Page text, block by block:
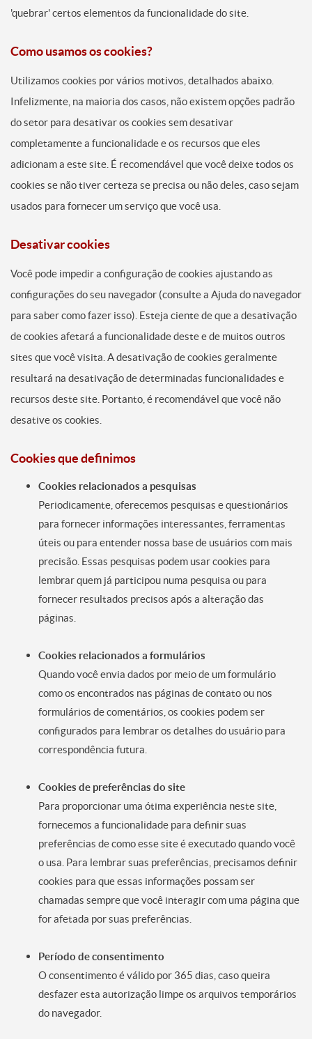
'quebrar' certos elementos da funcionalidade do site.
Como usamos os cookies?
Utilizamos cookies por vários motivos, detalhados abaixo.
Infelizmente, na maioria dos casos, não existem opções padrão
do setor para desativar os cookies sem desativar
completamente a funcionalidade e os recursos que eles
adicionam a este site. É recomendável que você deixe todos os
cookies se não tiver certeza se precisa ou não deles, caso sejam
usados para fornecer um serviço que você usa.
Desativar cookies
Você pode impedir a configuração de cookies ajustando as
configurações do seu navegador (consulte a Ajuda do navegador
para saber como fazer isso). Esteja ciente de que a desativação
de cookies afetará a funcionalidade deste e de muitos outros
sites que você visita. A desativação de cookies geralmente
resultará na desativação de determinadas funcionalidades e
recursos deste site. Portanto, é recomendável que você não
desative os cookies.
Cookies que definimos
Cookies relacionados a pesquisas
Periodicamente, oferecemos pesquisas e questionários
para fornecer informações interessantes, ferramentas
úteis ou para entender nossa base de usuários com mais
precisão. Essas pesquisas podem usar cookies para
lembrar quem já participou numa pesquisa ou para
fornecer resultados precisos após a alteração das
páginas.
Cookies relacionados a formulários
Quando você envia dados por meio de um formulário
como os encontrados nas páginas de contato ou nos
formulários de comentários, os cookies podem ser
configurados para lembrar os detalhes do usuário para
correspondência futura.
Cookies de preferências do site
Para proporcionar uma ótima experiência neste site,
fornecemos a funcionalidade para definir suas
preferências de como esse site é executado quando você
o usa. Para lembrar suas preferências, precisamos definir
cookies para que essas informações possam ser
chamadas sempre que você interagir com uma página que
for afetada por suas preferências.
Período de consentimento
O consentimento é válido por 365 dias, caso queira
desfazer esta autorização limpe os arquivos temporários
do navegador.